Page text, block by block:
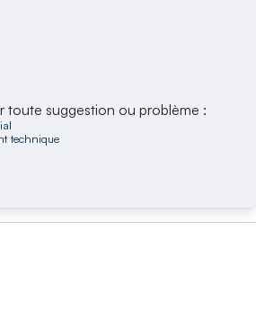
suggestion ou problème :
technique